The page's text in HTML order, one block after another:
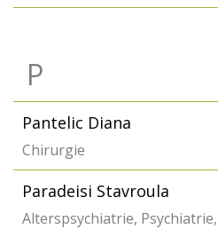
P
Pantelic Diana
Chirurgie
Paradeisi Stavroula
Alterspsychiatrie,